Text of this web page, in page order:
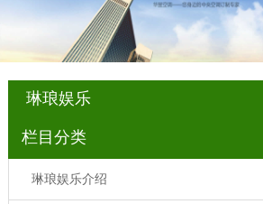
琳琅娱乐
栏目分类
琳琅娱乐介绍